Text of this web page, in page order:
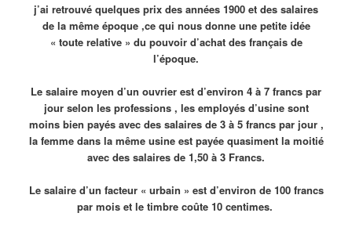
j’ai retrouvé quelques prix des années 1900 et des salaires
de la même époque ,ce qui nous donne une petite idée
« toute relative » du pouvoir d’achat des français de
l’époque.
Le salaire moyen d’un ouvrier est d’environ 4 à 7 francs par
jour selon les professions , les employés d’usine sont
moins bien payés avec des salaires de 3 à 5 francs par jour ,
la femme dans la même usine est payée quasiment la moitié
avec des salaires de 1,50 à 3 Francs.
Le salaire d’un facteur « urbain » est d’environ de 100 francs
par mois et le timbre coûte 10 centimes.